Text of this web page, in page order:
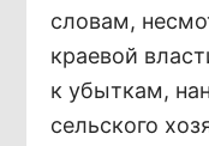
словам,
краевой
к убыткам,
сельского